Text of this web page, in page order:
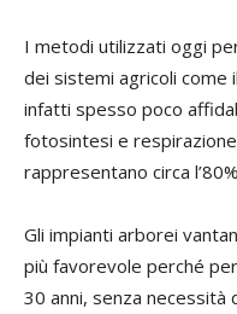
I metodi utilizzati oggi
dei sistemi agricoli come
infatti spesso poco
fotosintesi e
rappresentano circa
Gli impianti arborei
più favorevole perché
30 anni, senza necessità